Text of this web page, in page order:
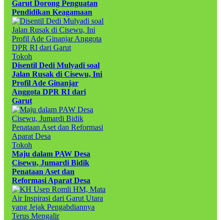
Garut Dorong Penguatan
Pendidikan Keagamaan
Tokoh
Disentil Dedi Mulyadi soal
Jalan Rusak di Cisewu, Ini
Profil Ade Ginanjar
Anggota DPR RI dari
Garut
Tokoh
Maju dalam PAW Desa
Cisewu, Jumardi Bidik
Penataan Aset dan
Reformasi Aparat Desa